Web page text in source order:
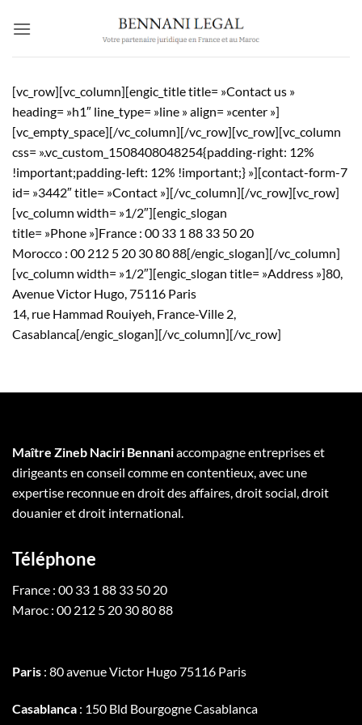
[vc_row][vc_column][engic_title title= »Contact us »
heading= »h1″ line_type= »line » align= »center »]
[vc_empty_space][/vc_column][/vc_row][vc_row][vc_column
css= ».vc_custom_1508408048254{padding-right: 12%
!important;padding-left: 12% !important;} »][contact-form-7
id= »3442″ title= »Contact »][/vc_column][/vc_row][vc_row]
[vc_column width= »1/2″][engic_slogan
title= »Phone »]France : 00 33 1 88 33 50 20
Morocco : 00 212 5 20 30 80 88[/engic_slogan][/vc_column]
[vc_column width= »1/2″][engic_slogan title= »Address »]80,
Avenue Victor Hugo, 75116 Paris
14, rue Hammad Rouiyeh, France-Ville 2,
Casablanca[/engic_slogan][/vc_column][/vc_row]
Maître Zineb Naciri Bennaniaccompagne entreprises et
dirigeants en conseil comme en contentieux, avec une
expertise reconnue en droit des affaires, droit social, droit
douanier et droit international.
Téléphone
France : 00 33 1 88 33 50 20
Maroc : 00 212 5 20 30 80 88
Paris : 80 avenue Victor Hugo 75116 Paris
Casablanca : 150 Bld Bourgogne Casablanca